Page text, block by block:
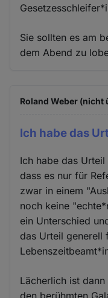
Sie sollten es am
dem Abend zu
Roland Weber (nicht
Ich habe das
Ich habe das
dass es nur für
zwar in einem
noch keine
ein Unterschied
das Urteil generell
Lächerlich ist